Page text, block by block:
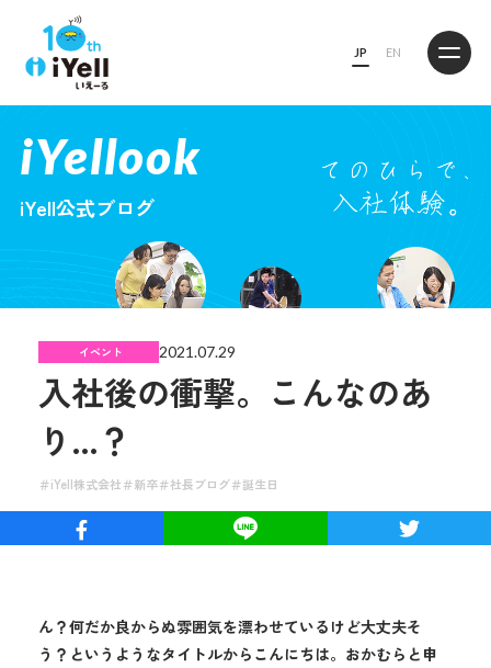
JP EN
iYellook
iYell公式ブログ
イベント 2021.07.29
入社後の衝撃。こんなのあ
り…？
iYell株式会社 新卒 社長ブログ 誕生日
ん？何だか良からぬ雰囲気を漂わせているけど大丈夫そ
う？というようなタイトルからこんにちは。おかむらと申